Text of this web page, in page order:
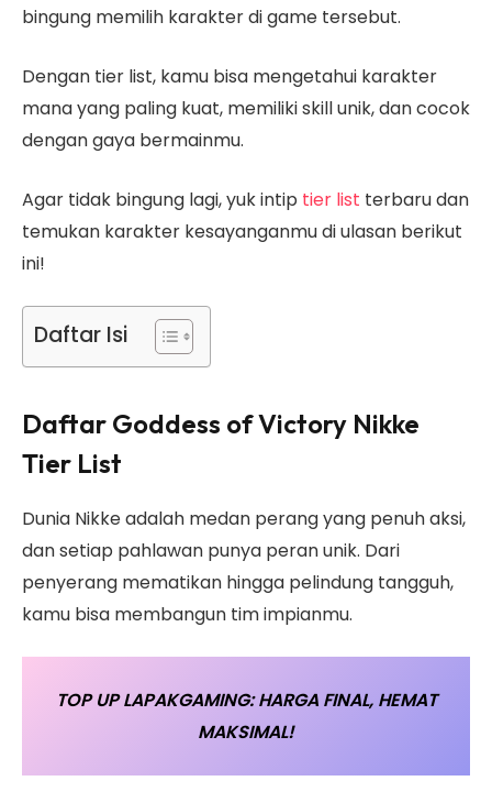
bingung memilih karakter di game tersebut.
Dengan tier list, kamu bisa mengetahui karakter
mana yang paling kuat, memiliki skill unik, dan cocok
dengan gaya bermainmu.
Agar tidak bingung lagi, yuk intip tier list terbaru dan
temukan karakter kesayanganmu di ulasan berikut
ini!
Daftar Isi
Daftar Goddess of Victory Nikke
Tier List
Dunia Nikke adalah medan perang yang penuh aksi,
dan setiap pahlawan punya peran unik. Dari
penyerang mematikan hingga pelindung tangguh,
kamu bisa membangun tim impianmu.
TOP UP LAPAKGAMING: HARGA FINAL, HEMAT
MAKSIMAL!